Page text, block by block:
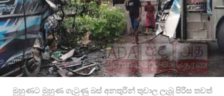
මුහුණට මුහුණ ගැටුණු බස් අනතුරින් තුවාල ලැබූ පිරිස තවත්